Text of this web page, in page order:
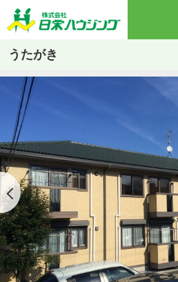
うたがき